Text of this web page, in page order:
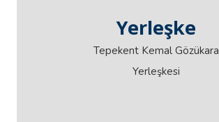
Yerleşke
Yerleşke
Tepekent Kemal Gözükara
Yerleşkesi